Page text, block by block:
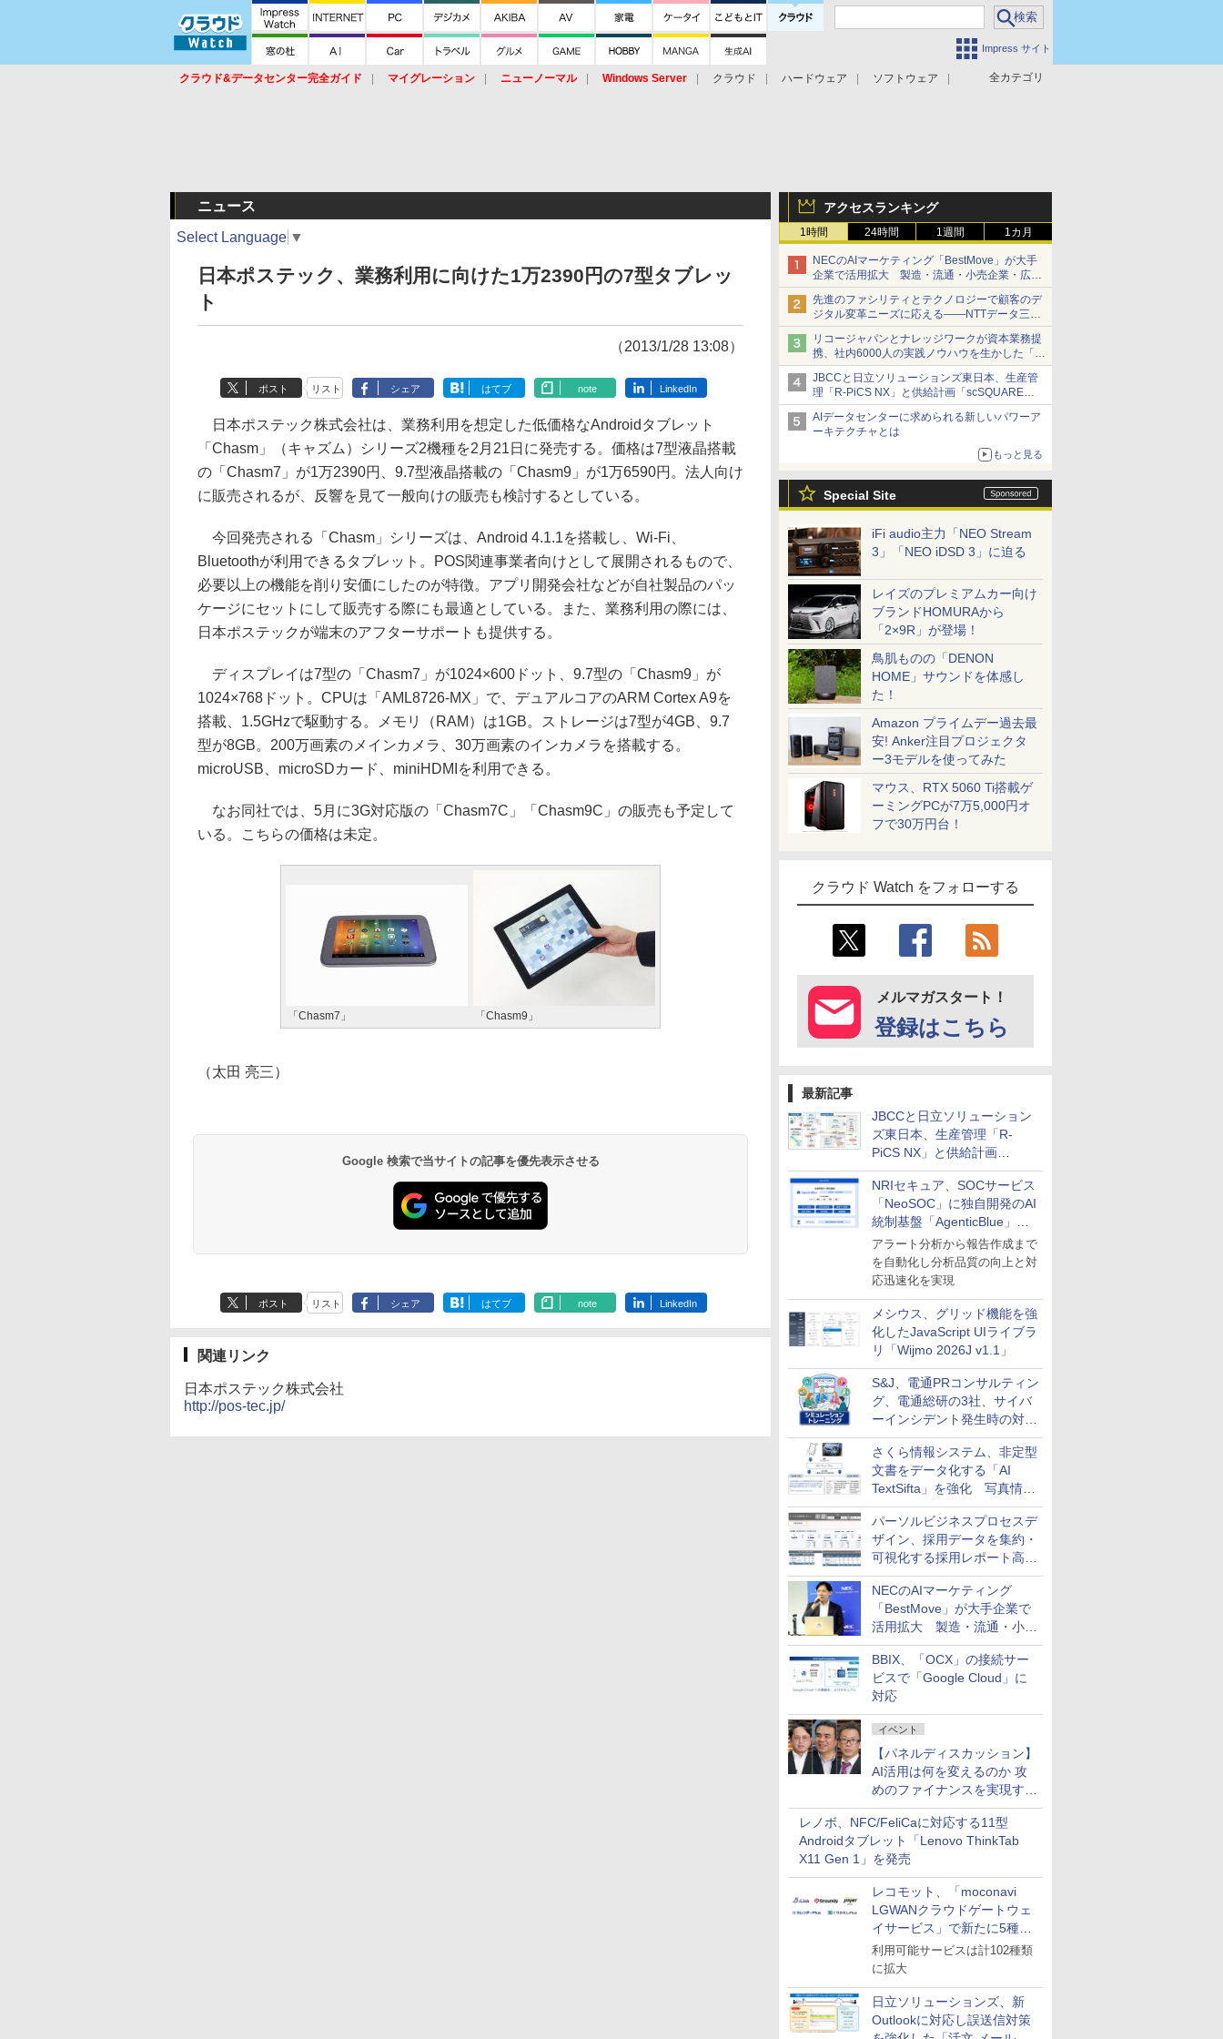
Impress サイト
全カテゴリ
クラウド&データセンター完全ガイド マイグレーション ニューノーマル Windows Server クラウド ハードウェア
ソフトウェア
アクセスランキング
1時間 24時間 1週間 1カ月
NECのAIマーケティング「BestMove」が大手
企業で活用拡大 製造・流通・小売企業・広告
代理店などが実装フェーズへ
先進のファシリティとテクノロジーで顧客のデ
ジタル変革ニーズに応える――NTTデータ三鷹
データセンターEAST
リコージャパンとナレッジワークが資本業務提
携、社内6000人の実践ノウハウを生かした「AI
商談記録 for RICOH」を展開へ
JBCCと日立ソリューションズ東日本、生産管
理「R-PiCS NX」と供給計画「scSQUARE
ISP」の連携サービスを提供開始
AIデータセンターに求められる新しいパワーア
ーキテクチャとは
もっと見る
Special Site
iFi audio主力「NEO Stream
3」「NEO iDSD 3」に迫る
レイズのプレミアムカー向け
ブランドHOMURAから
「2×9R」が登場！
鳥肌ものの「DENON
HOME」サウンドを体感し
た！
Amazon プライムデー過去最
安! Anker注目プロジェクタ
ー3モデルを使ってみた
マウス、RTX 5060 Ti搭載ゲ
ーミングPCが7万5,000円オ
フで30万円台！
クラウド Watch をフォローする
メルマガスタート！
登録はこちら
最新記事
JBCCと日立ソリューション
ズ東日本、生産管理「R-
PiCS NX」と供給計画
「scSQUARE ISP」の連携サ
ービスを提供開始
NRIセキュア、SOCサービス
「NeoSOC」に独自開発のAI
統制基盤「AgenticBlue」を
導入
アラート分析から報告作成まで
を自動化し分析品質の向上と対
応迅速化を実現
メシウス、グリッド機能を強
化したJavaScript UIライブラ
リ「Wijmo 2026J v1.1」
S&J、電通PRコンサルティン
グ、電通総研の3社、サイバ
ーインシデント発生時の対応
と危機管理広報を一体的に訓
練するプログラムを提供
さくら情報システム、非定型
文書をデータ化する「AI
TextSifta」を強化 写真情報
のデータ化などに対応
パーソルビジネスプロセスデ
ザイン、採用データを集約・
可視化する採用レポート高速
化サービスを提供
NECのAIマーケティング
「BestMove」が大手企業で
活用拡大 製造・流通・小売
企業・広告代理店などが実装
フェーズへ
BBIX、「OCX」の接続サー
ビスで「Google Cloud」に
対応
イベント
【パネルディスカッション】
AI活用は何を変えるのか 攻
めのファイナンスを実現する
業務設計とマインドセット変
革
レノボ、NFC/FeliCaに対応する11型
Androidタブレット「Lenovo ThinkTab
X11 Gen 1」を発売
レコモット、「moconavi
LGWANクラウドゲートウェ
イサービス」で新たに5種類
のサービスと連携開始
利用可能サービスは計102種類
に拡大
日立ソリューションズ、新
Outlookに対応し誤送信対策
ニュース
Select Language ▼
日本ポステック、業務利用に向けた1万2390円の7型タブレッ
ト
（2013/1/28 13:08）
ポスト リスト シェア はてブ note LinkedIn
日本ポステック株式会社は、業務利用を想定した低価格なAndroidタブレット
「Chasm」（キャズム）シリーズ2機種を2月21日に発売する。価格は7型液晶搭載
の「Chasm7」が1万2390円、9.7型液晶搭載の「Chasm9」が1万6590円。法人向け
に販売されるが、反響を見て一般向けの販売も検討するとしている。
今回発売される「Chasm」シリーズは、Android 4.1.1を搭載し、Wi-Fi、
Bluetoothが利用できるタブレット。POS関連事業者向けとして展開されるもので、
必要以上の機能を削り安価にしたのが特徴。アプリ開発会社などが自社製品のパッ
ケージにセットにして販売する際にも最適としている。また、業務利用の際には、
日本ポステックが端末のアフターサポートも提供する。
ディスプレイは7型の「Chasm7」が1024×600ドット、9.7型の「Chasm9」が
1024×768ドット。CPUは「AML8726-MX」で、デュアルコアのARM Cortex A9を
搭載、1.5GHzで駆動する。メモリ（RAM）は1GB。ストレージは7型が4GB、9.7
型が8GB。200万画素のメインカメラ、30万画素のインカメラを搭載する。
microUSB、microSDカード、miniHDMIを利用できる。
なお同社では、5月に3G対応版の「Chasm7C」「Chasm9C」の販売も予定して
いる。こちらの価格は未定。
「Chasm7」 「Chasm9」
（太田 亮三）
Google 検索で当サイトの記事を優先表示させる
ポスト リスト シェア はてブ note LinkedIn
関連リンク
日本ポステック株式会社
http://pos-tec.jp/